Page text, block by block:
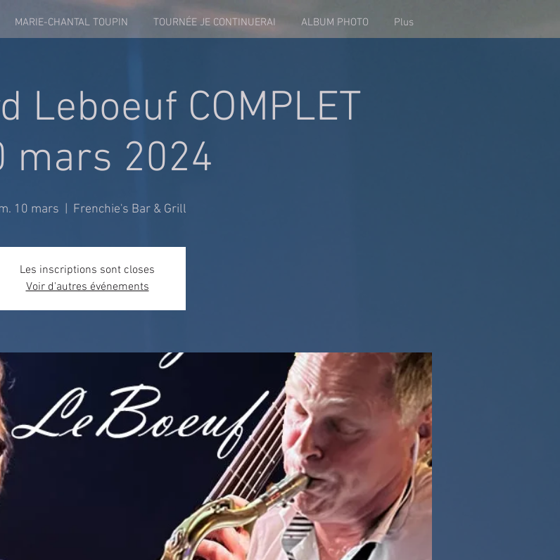
MARIE-CHANTAL TOUPIN TOURNÉE JE CONTINUERAI ALBUM PHOTO Plus
Leboeuf COMPLET
mars 2024
10 mars Frenchie's Bar & Grill
Les inscriptions sont closes
Voir d'autres événements